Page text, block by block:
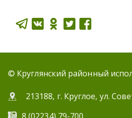
© Круглянский районный
213188, г. Круглое, ул.